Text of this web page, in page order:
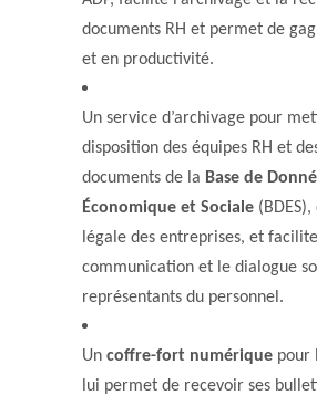
documents RH et permet de
et en productivité.
Un service d’archivage pour
disposition des équipes RH et
documents de la Base de
Économique et Sociale
légale des entreprises, et
communication et le dialogue
représentants du personnel.
Un coffre-fort numérique pour
lui permet de recevoir ses